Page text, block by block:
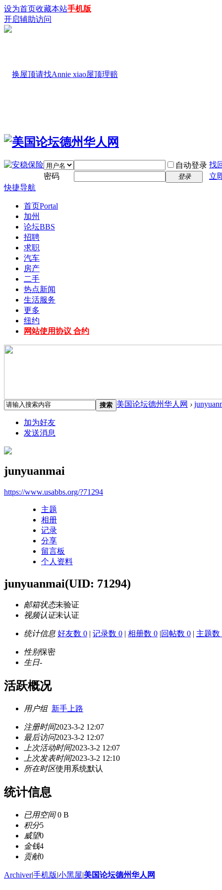
设为首页收藏本站手机版
开启辅助访问
自动登录 找
密码
登录
立
快捷导航
首页Portal
加州
论坛BBS
招聘
求职
汽车
房产
二手
热点新闻
生活服务
更多
纽约
网站使用协议 合约
搜索 美国论坛德州华人网 ›
加为好友
发送消息
junyuanmai
https://www.usabbs.org/?71294
主题
相册
记录
分享
留言板
个人资料
junyuanmai(UID: 71294)
邮箱状态未验证
视频认证未认证
统计信息 好友数 0 | 记录数 0 | 相册数 0 |回帖数 0 | 主题数
性别保密
生日-
活跃概况
用户组 新手上路
注册时间2023-3-2 12:07
最后访问2023-3-2 12:07
上次活动时间2023-3-2 12:07
上次发表时间2023-3-2 12:10
所在时区使用系统默认
统计信息
已用空间0 B
积分5
威望0
金钱4
贡献0
Archiver|手机版|小黑屋|美国论坛德州华人网